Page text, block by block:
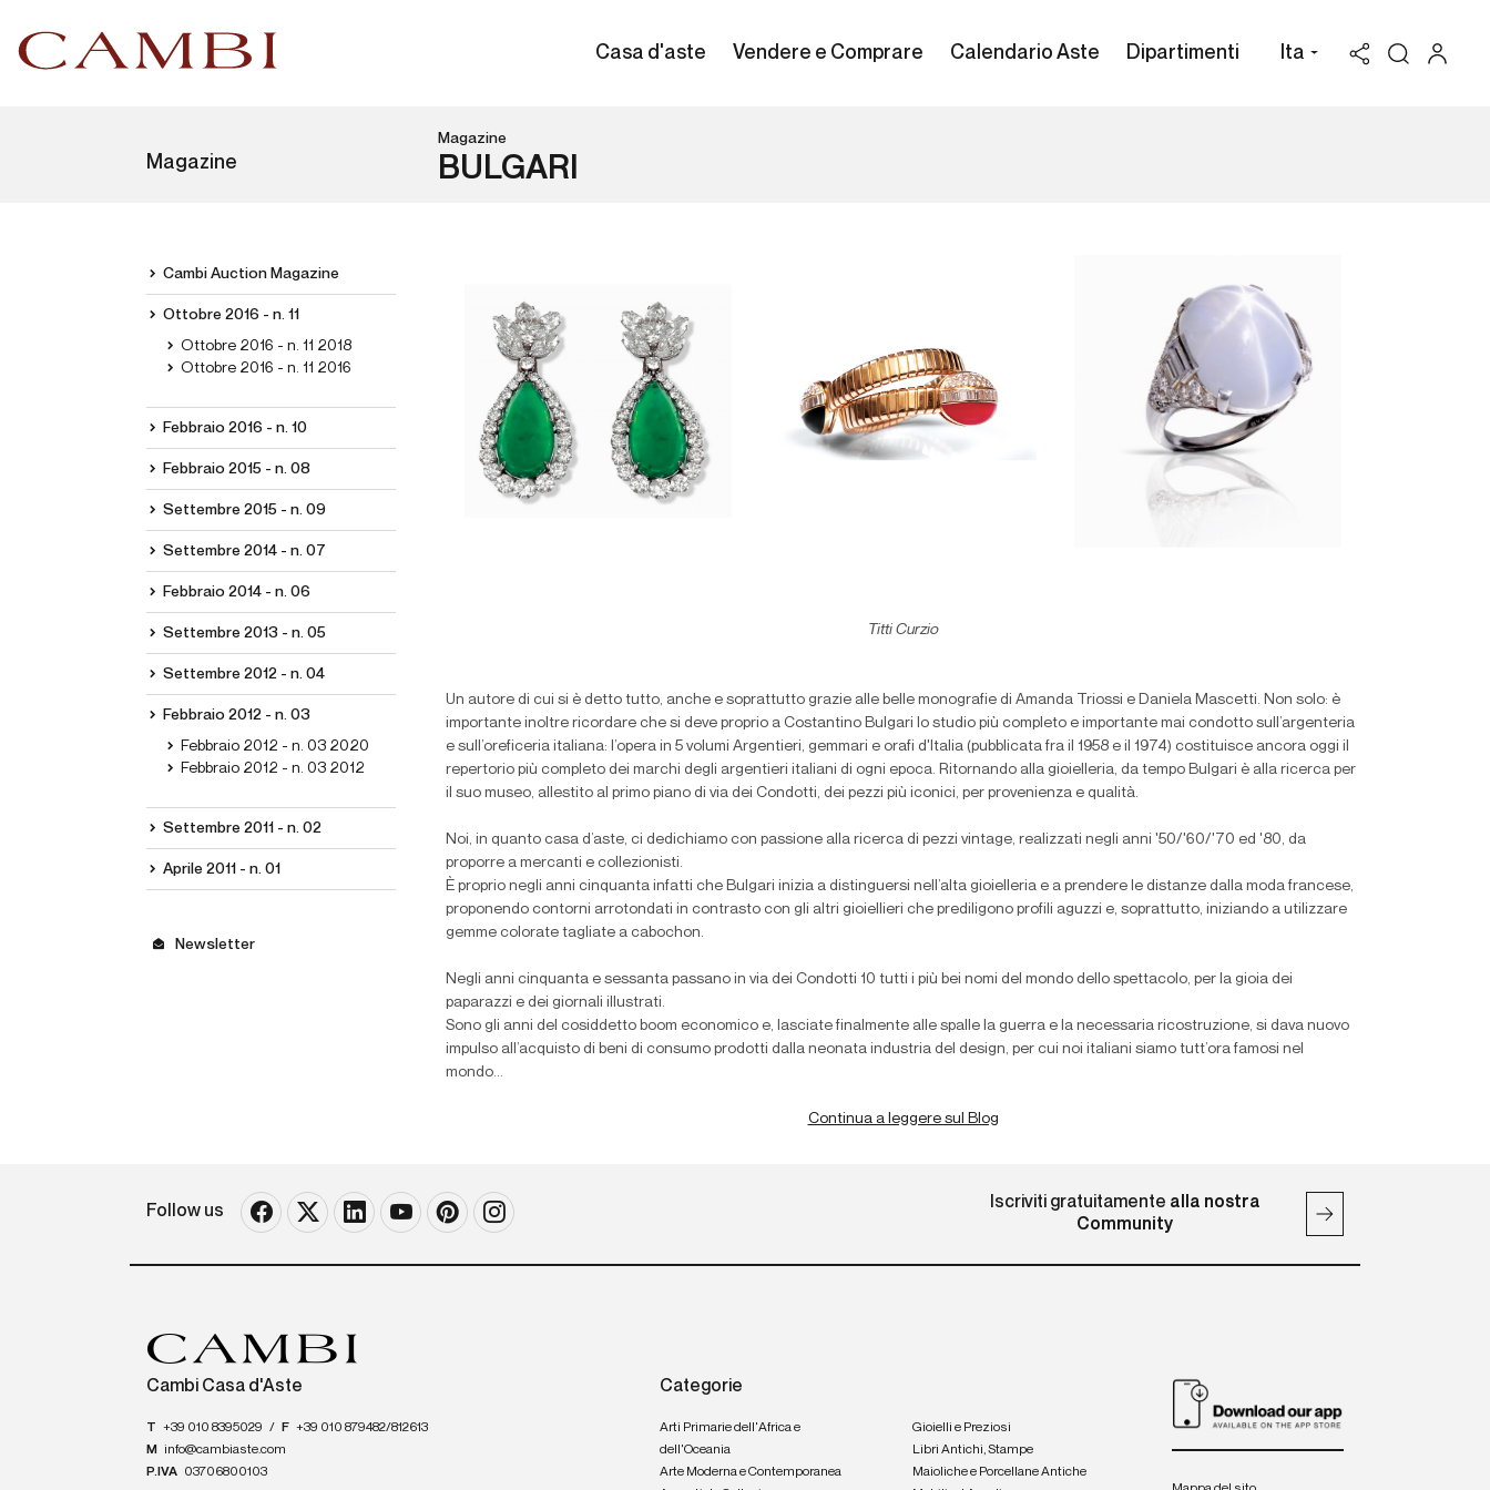
Casa d'aste Vendere e Comprare Calendario Aste Dipartimenti Ita
Magazine
Magazine
BULGARI
Cambi Auction Magazine
Ottobre 2016 - n. 11
Ottobre 2016 - n. 11 2018
Ottobre 2016 - n. 11 2016
Febbraio 2016 - n. 10
Febbraio 2015 - n. 08
Settembre 2015 - n. 09
Settembre 2014 - n. 07
Febbraio 2014 - n. 06
Settembre 2013 - n. 05
Settembre 2012 - n. 04
Febbraio 2012 - n. 03
Febbraio 2012 - n. 03 2020
Febbraio 2012 - n. 03 2012
Settembre 2011 - n. 02
Aprile 2011 - n. 01
Newsletter
Titti Curzio
Un autore di cui si è detto tutto, anche e soprattutto grazie alle belle monografie di Amanda Triossi e Daniela Mascetti. Non solo: è
importante inoltre ricordare che si deve proprio a Costantino Bulgari lo studio più completo e importante mai condotto sull’argenteria
e sull’oreficeria italiana: l’opera in 5 volumi Argentieri, gemmari e orafi d'Italia (pubblicata fra il 1958 e il 1974) costituisce ancora oggi il
repertorio più completo dei marchi degli argentieri italiani di ogni epoca. Ritornando alla gioielleria, da tempo Bulgari è alla ricerca per
il suo museo, allestito al primo piano di via dei Condotti, dei pezzi più iconici, per provenienza e qualità.
Noi, in quanto casa d’aste, ci dedichiamo con passione alla ricerca di pezzi vintage, realizzati negli anni '50/'60/'70 ed '80, da
proporre a mercanti e collezionisti.
È proprio negli anni cinquanta infatti che Bulgari inizia a distinguersi nell’alta gioielleria e a prendere le distanze dalla moda francese,
proponendo contorni arrotondati in contrasto con gli altri gioiellieri che prediligono profili aguzzi e, soprattutto, iniziando a utilizzare
gemme colorate tagliate a cabochon.
Negli anni cinquanta e sessanta passano in via dei Condotti 10 tutti i più bei nomi del mondo dello spettacolo, per la gioia dei
paparazzi e dei giornali illustrati.
Sono gli anni del cosiddetto boom economico e, lasciate finalmente alle spalle la guerra e la necessaria ricostruzione, si dava nuovo
impulso all’acquisto di beni di consumo prodotti dalla neonata industria del design, per cui noi italiani siamo tutt’ora famosi nel
mondo...
Continua a leggere sul Blog
Follow us Iscriviti gratuitamente alla nostra
Community
Cambi Casa d'Aste
T +39 010 8395029 / F +39 010 879482/812613
M
info@cambiaste.com
P.IVA 03706800103
Categorie
Arti Primarie dell'Africa e
dell'Oceania
Arte Moderna e Contemporanea
Gioielli e Preziosi
Libri Antichi, Stampe
Maioliche e Porcellane Antiche